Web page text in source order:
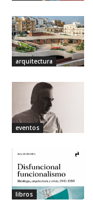
arquitectura
eventos
libros